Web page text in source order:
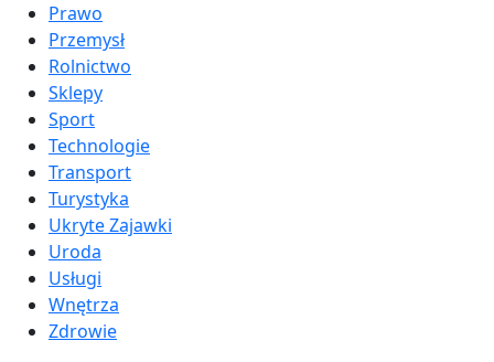
Prawo
Przemysł
Rolnictwo
Sklepy
Sport
Technologie
Transport
Turystyka
Ukryte Zajawki
Uroda
Usługi
Wnętrza
Zdrowie